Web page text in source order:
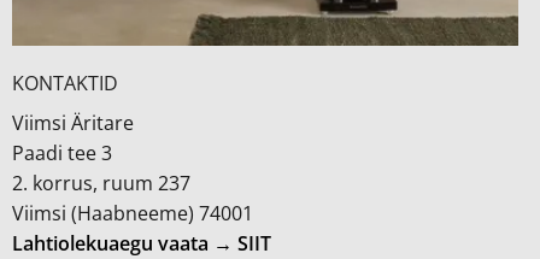
KONTAKTID
Viimsi Äritare
Paadi tee 3
2. korrus, ruum 237
Viimsi (Haabneeme) 74001
Lahtiolekuaegu vaata → SIIT